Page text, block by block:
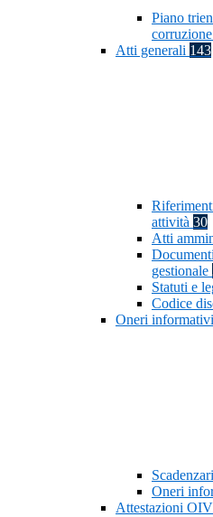
Piano
Atti generali 143
attività 30
Atti
gestionale
Statuti e
Codice
Oneri
Oneri
Attestazioni